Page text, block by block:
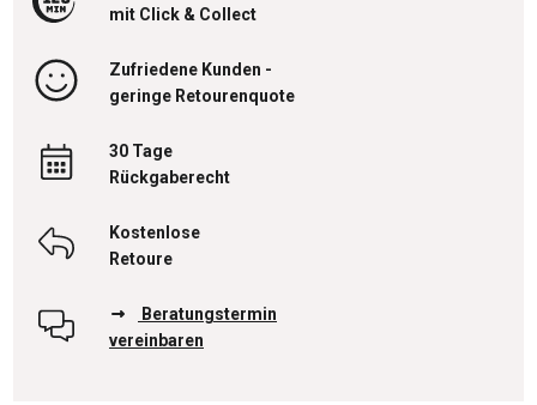
mit Click & Collect
Zufriedene Kunden -
geringe Retourenquote
30 Tage
Rückgaberecht
Kostenlose
Retoure
Beratungstermin
vereinbaren